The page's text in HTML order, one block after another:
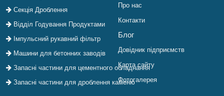
Секція Дроблення
Відділ Годування Продуктами
Імпульсний рукавний фільтр
Машини для бетонних заводів
Запасні частини для цементного обладнання
Запасні частини для дроблення каменю
Про нас
Контакти
Блог
Довідник підприємств
Карта сайту
Фотогалерея